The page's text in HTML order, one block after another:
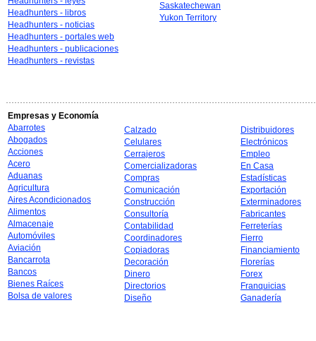
Headhunters - libros
Headhunters - noticias
Headhunters - portales web
Headhunters - publicaciones
Headhunters - revistas
Saskatechewan
Yukon Territory
Empresas y Economía
Abarrotes
Abogados
Acciones
Acero
Aduanas
Agricultura
Aires Acondicionados
Alimentos
Almacenaje
Automóviles
Aviación
Bancarrota
Bancos
Bienes Raíces
Bolsa de valores
Calzado
Celulares
Cerrajeros
Comercializadoras
Compras
Comunicación
Construcción
Consultoría
Contabilidad
Coordinadores
Copiadoras
Decoración
Dinero
Directorios
Diseño
Distribuidores
Electrónicos
Empleo
En Casa
Estadísticas
Exportación
Exterminadores
Fabricantes
Ferreterías
Fierro
Financiamiento
Florerías
Forex
Franquicias
Ganadería